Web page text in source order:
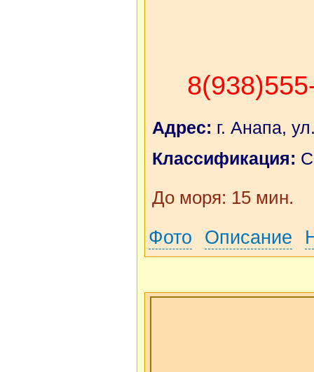
Адрес: г. Анапа,
Классификация:
До моря: 15 мин.
Фото
Описание